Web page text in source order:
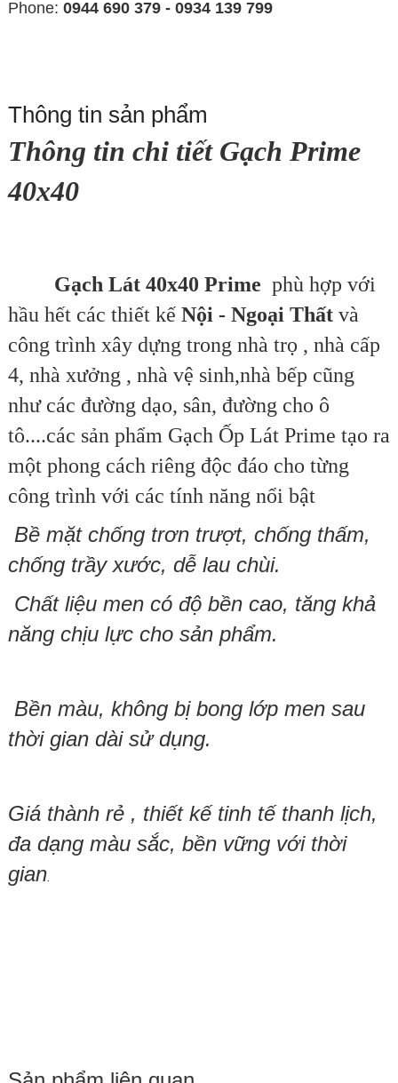
Phone: 0944 690 379 - 0934 139 799
Thông tin sản phẩm
Thông tin chi tiết Gạch Prime
40x40
Gạch Lát 40x40 Prime phù hợp với
hầu hết các thiết kếNội - Ngoại Thấtvà
công trình xây dựng trong nhà trọ , nhà cấp
4, nhà xưởng , nhà vệ sinh,nhà bếp cũng
như các đường dạo, sân, đường cho ô
tô....các sản phẩm Gạch Ốp Lát Prime tạo ra
một phong cách riêng độc đáo cho từng
công trình với các tính năng nổi bật
Bề mặt chống trơn trượt, chống thấm,
chống trầy xước, dễ lau chùi.
Chất liệu men có độ bền cao, tăng khả
năng chịu lực cho sản phẩm.
Bền màu, không bị bong lớp men sau
thời gian dài sử dụng.
Giá thành rẻ , thiết kế tinh tế thanh lịch,
đa dạng màu sắc, bền vững với thời
gian.